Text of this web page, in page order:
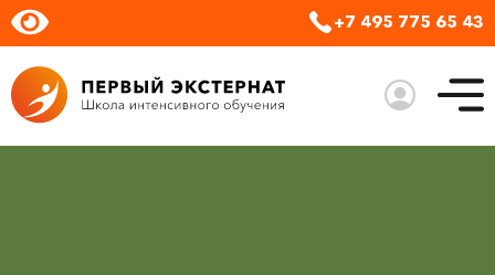
+7 495 775 65 43